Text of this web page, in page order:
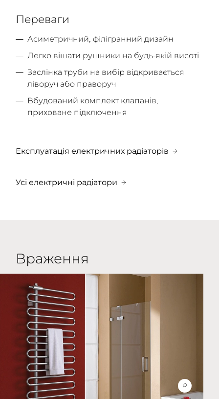
Переваги
Асиметричний, філігранний дизайн
Легко вішати рушники на будь-якій висоті
Заслінка труби на вибір відкривається
ліворуч або праворуч
Вбудований комплект клапанів,
приховане підключення
Експлуатація електричних радіаторів
Усі електричні радіатори
Враження